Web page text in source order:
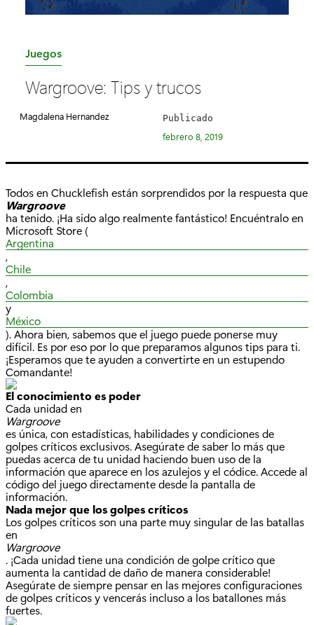
C
t
r
a
:
Juegos
Wargroove: Tips y trucos
Magdalena Hernandez Publicado
febrero 8, 2019
Todos en Chucklefish están sorprendidos por la respuesta que
Wargroove
ha tenido. ¡Ha sido algo realmente fantástico! Encuéntralo en
Microsoft Store (
Argentina
,
Chile
,
Colombia
y
México
). Ahora bien, sabemos que el juego puede ponerse muy
difícil. Es por eso por lo que preparamos algunos tips para ti.
¡Esperamos que te ayuden a convertirte en un estupendo
Comandante!
El conocimiento es poder
Cada unidad en
Wargroove
es única, con estadísticas, habilidades y condiciones de
golpes críticos exclusivos. Asegúrate de saber lo más que
puedas acerca de tu unidad haciendo buen uso de la
información que aparece en los azulejos y el códice. Accede al
código del juego directamente desde la pantalla de
información.
Nada mejor que los golpes críticos
Los golpes críticos son una parte muy singular de las batallas
en
Wargroove
. ¡Cada unidad tiene una condición de golpe crítico que
aumenta la cantidad de daño de manera considerable!
Asegúrate de siempre pensar en las mejores configuraciones
de golpes críticos y vencerás incluso a los batallones más
fuertes.